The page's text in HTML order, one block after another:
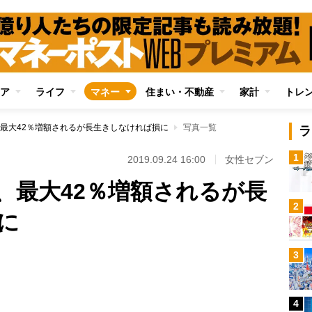
ライフ マネー 住まい・不動産 家計 トレ
大42％増額されるが長生きしなければ損に 写真一覧
2019.09.24 16:00 女性セブン
最大42％増額されるが長
1
2
3
4